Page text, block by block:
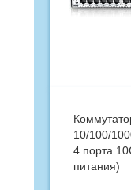
10/100/
4 порта
питания)